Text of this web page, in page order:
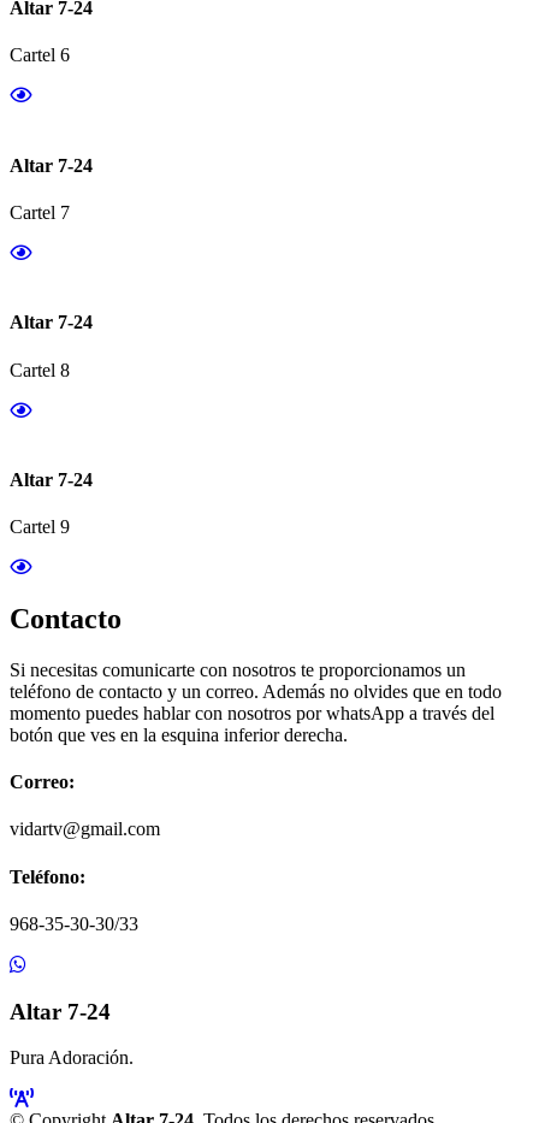
Altar 7-24
Cartel 6
Altar 7-24
Cartel 7
Altar 7-24
Cartel 8
Altar 7-24
Cartel 9
Contacto
Si necesitas comunicarte con nosotros te proporcionamos un
teléfono de contacto y un correo. Además no olvides que en todo
momento puedes hablar con nosotros por whatsApp a través del
botón que ves en la esquina inferior derecha.
Correo:
vidartv@gmail.com
Teléfono:
968-35-30-30/33
Altar 7-24
Pura Adoración.